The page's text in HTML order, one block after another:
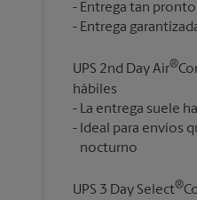
Entrega tan pronto
UPS 2nd Day Air®
hábiles
La entrega suele
Ideal para envíos
UPS 3 Day Select®